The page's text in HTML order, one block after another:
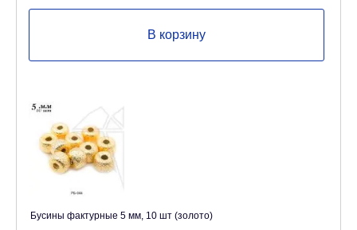
В корзину
Бусины фактурные 5 мм, 10 шт (золото)